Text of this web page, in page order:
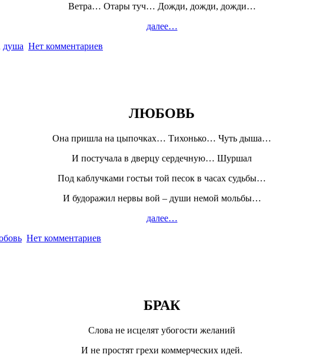
Ветра… Отары туч… Дожди, дожди, дожди…
далее…
душа Нет комментариев
ЛЮБОВЬ
Она пришла на цыпочках… Тихонько… Чуть дыша…
И постучала в дверцу сердечную… Шуршал
Под каблучками гостьи той песок в часах судьбы…
И будоражил нервы вой – души немой мольбы…
далее…
Нет комментариев
БРАК
Слова не исцелят убогости желаний
И не простят грехи коммерческих идей.